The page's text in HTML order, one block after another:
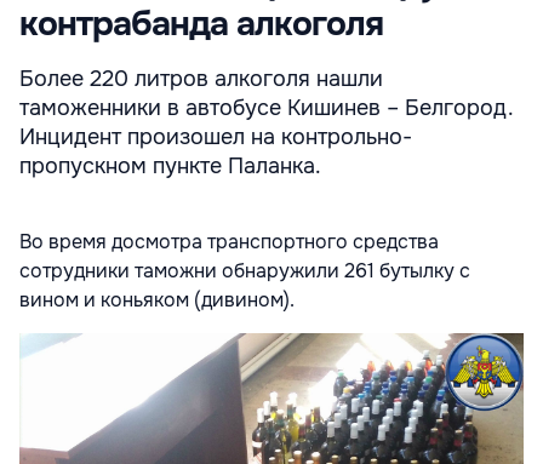
контрабанда алкоголя
Более 220 литров алкоголя нашли
таможенники в автобусе Кишинев – Белгород.
Инцидент произошел на контрольно-
пропускном пункте Паланка.
Во время досмотра транспортного средства
сотрудники таможни обнаружили 261 бутылку с
вином и коньяком (дивином).